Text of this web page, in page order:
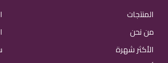
المنتجات
من نحن
الأكثر شهرة